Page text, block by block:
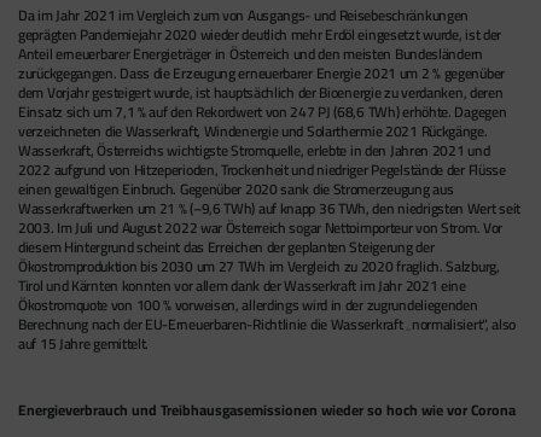
Da im Jahr 2021 im Vergleich zum von Ausgangs- und Reisebeschränkungen
geprägten Pandemiejahr 2020 wieder deutlich mehr Erdöl eingesetzt wurde, ist der
Anteil erneuerbarer Energieträger in Österreich und den meisten Bundesländern
zurückgegangen. Dass die Erzeugung erneuerbarer Energie 2021 um 2 % gegenüber
dem Vorjahr gesteigert wurde, ist hauptsächlich der Bioenergie zu verdanken, deren
Einsatz sich um 7,1 % auf den Rekordwert von 247 PJ (68,6 TWh) erhöhte. Dagegen
verzeichneten die Wasserkraft, Windenergie und Solarthermie 2021 Rückgänge.
Wasserkraft, Österreichs wichtigste Stromquelle, erlebte in den Jahren 2021 und
2022 aufgrund von Hitzeperioden, Trockenheit und niedriger Pegelstände der Flüsse
einen gewaltigen Einbruch. Gegenüber 2020 sank die Stromerzeugung aus
Wasserkraftwerken um 21 % (–9,6 TWh) auf knapp 36 TWh, den niedrigsten Wert seit
2003. Im Juli und August 2022 war Österreich sogar Nettoimporteur von Strom. Vor
diesem Hintergrund scheint das Erreichen der geplanten Steigerung der
Ökostromproduktion bis 2030 um 27 TWh im Vergleich zu 2020 fraglich. Salzburg,
Tirol und Kärnten konnten vor allem dank der Wasserkraft im Jahr 2021 eine
Ökostromquote von 100 % vorweisen, allerdings wird in der zugrundeliegenden
Berechnung nach der EU-Erneuerbaren-Richtlinie die Wasserkraft „normalisiert“, also
auf 15 Jahre gemittelt.
Energieverbrauch und Treibhausgasemissionen wieder so hoch wie vor Corona